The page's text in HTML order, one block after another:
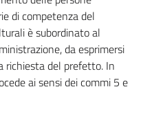
di competenza del
è subordinato al
da esprimersi
richiesta del prefetto. In
ai sensi dei commi 5 e